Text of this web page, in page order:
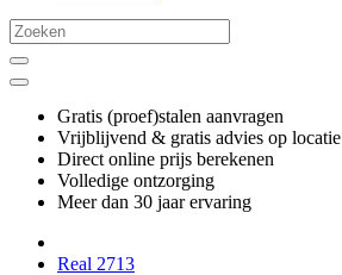
Gratis (proef)stalen aanvragen
Vrijblijvend & gratis advies op locatie
Direct online prijs berekenen
Volledige ontzorging
Meer dan 30 jaar ervaring
Real 2713